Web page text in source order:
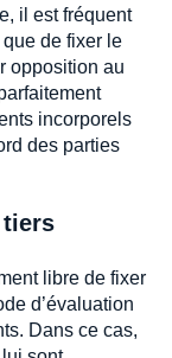
il est fréquent
de fixer le
opposition au
incorporels
des parties
libre de fixer
d’évaluation
Dans ce cas,